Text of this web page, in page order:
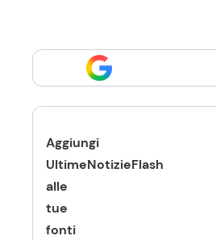
Aggiungi
UltimeNotizieFlash
alle
tue
fonti